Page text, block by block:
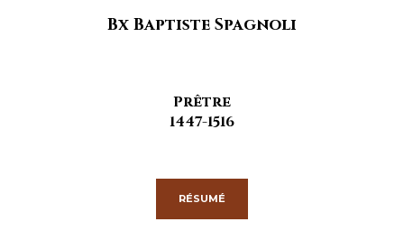
Bx Baptiste Spagnoli
Prêtre
1447-1516
RÉSUMÉ